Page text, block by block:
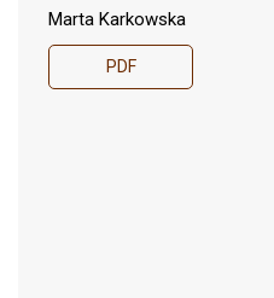
Marta Karkowska
PDF